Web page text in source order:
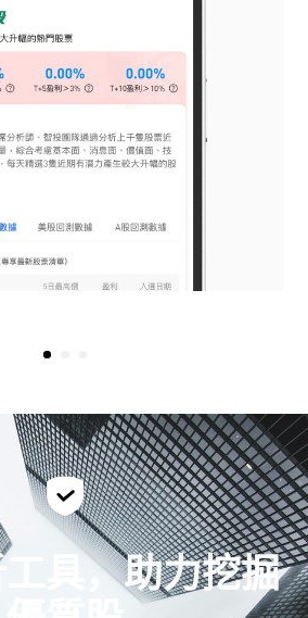
具，助力挖掘